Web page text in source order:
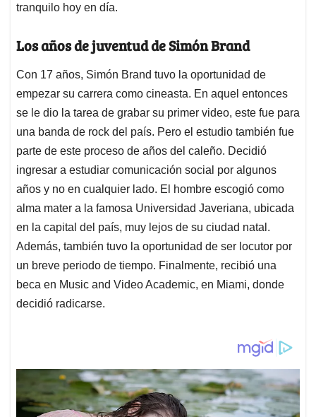
tranquilo hoy en día.
Los años de juventud de Simón Brand
Con 17 años, Simón Brand tuvo la oportunidad de
empezar su carrera como cineasta. En aquel entonces
se le dio la tarea de grabar su primer video, este fue para
una banda de rock del país. Pero el estudio también fue
parte de este proceso de años del caleño. Decidió
ingresar a estudiar comunicación social por algunos
años y no en cualquier lado. El hombre escogió como
alma mater a la famosa Universidad Javeriana, ubicada
en la capital del país, muy lejos de su ciudad natal.
Además, también tuvo la oportunidad de ser locutor por
un breve periodo de tiempo. Finalmente, recibió una
beca en Music and Video Academic, en Miami, donde
decidió radicarse.